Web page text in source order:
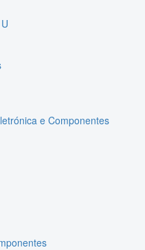
e Componentes